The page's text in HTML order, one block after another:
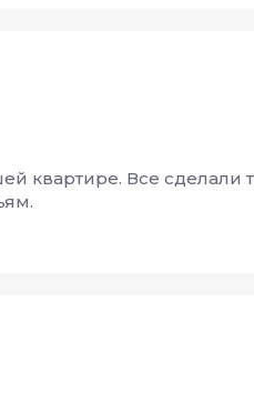
квартире. Все сделали